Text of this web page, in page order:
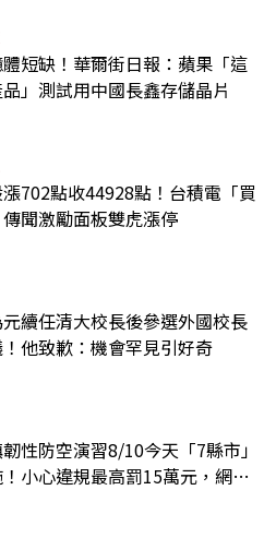
短缺！華爾街日報：蘋果「這
」測試用中國長鑫存儲晶片
702點收44928點！台積電「買
聞激勵面板雙虎漲停
續任清大校長後參選外國校長
他致歉：機會罕見引好奇
性防空演習8/10今天「7縣市」
小心違規最高罰15萬元，網路